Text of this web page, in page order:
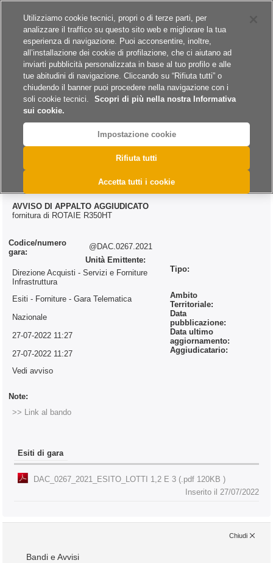
A
@DAC.0267.2021
AVVISO DI APPALTO AGGIUDICATO
fornitura di ROTAIE R350HT
Codice/numero
gara:
@DAC.0267.2021
Unità Emittente:
Direzione Acquisti - Servizi e Forniture
Infrastruttura
Tipo:
Esiti - Forniture- Gara Telematica
Ambito
Territoriale:
Nazionale
Data
pubblicazione:
27-07-2022 11:27
Data ultimo
aggiornamento:
27-07-2022 11:27
Aggiudicatario:
Vedi avviso
Note:
>> Link al bando
Esiti di gara
DAC_0267_2021_ESITO_LOTTI 1,2 E 3 (.pdf 120KB )
Inserito il 27/07/2022
Chiudi
Bandi e Avvisi
Utilizziamo cookie tecnici, propri o di terze parti, per
analizzare il traffico su questo sito web e migliorare la tua
esperienza di navigazione. Puoi acconsentire, inoltre,
all’installazione dei cookie di profilazione, che ci aiutano ad
inviarti pubblicità personalizzata in base al tuo profilo e alle
tue abitudini di navigazione. Cliccando su “Rifiuta tutti” o
chiudendo il banner puoi procedere nella navigazione con i
soli cookie tecnici.
Scopri di più nella nostra Informativa
sui cookie.
Impostazione cookie
Rifiuta tutti
Accetta tutti i cookie